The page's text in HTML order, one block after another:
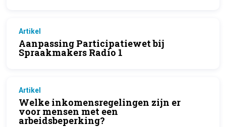
Artikel
Aanpassing Participatiewet bij
Spraakmakers Radio 1
Artikel
Welke inkomensregelingen zijn er
voor mensen met een
arbeidsbeperking?